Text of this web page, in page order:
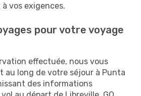
à vos exigences.
pour votre voyage
effectuée, nous vous
au long de votre séjour à Punta
des informations